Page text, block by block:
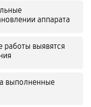
аппарата
работы выявятся
выполненные